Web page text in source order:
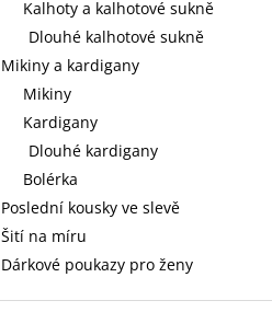
Kalhoty a kalhotové sukně
Dlouhé kalhotové sukně
Mikiny a kardigany
Mikiny
Kardigany
Dlouhé kardigany
Bolérka
Poslední kousky ve slevě
Šití na míru
Dárkové poukazy pro ženy